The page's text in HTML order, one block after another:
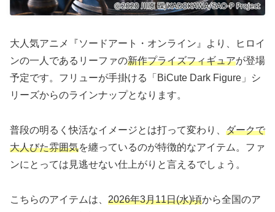
大人気アニメ『ソードアート・オンライン』より、ヒロイ
ンの一人であるリーファの新作プライズフィギュアが登場
予定です。フリューが手掛ける「BiCute Dark Figure」シ
リーズからのラインナップとなります。
普段の明るく快活なイメージとは打って変わり、 ダークで
大人びた雰囲気を纏っているのが特徴的なアイテム。ファ
ンにとっては見逃せない仕上がりと言えるでしょう。
こちらのアイテムは、 2026年3月11日(水)頃から全国のア